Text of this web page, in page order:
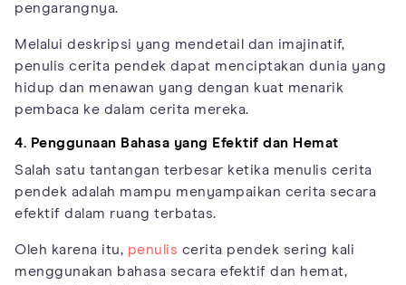
pengarangnya.
Melalui deskripsi yang mendetail dan imajinatif,
penulis cerita pendek dapat menciptakan dunia yang
hidup dan menawan yang dengan kuat menarik
pembaca ke dalam cerita mereka.
4. Penggunaan Bahasa yang Efektif dan Hemat
Salah satu tantangan terbesar ketika menulis cerita
pendek adalah mampu menyampaikan cerita secara
efektif dalam ruang terbatas.
Oleh karena itu, penulis cerita pendek sering kali
menggunakan bahasa secara efektif dan hemat,